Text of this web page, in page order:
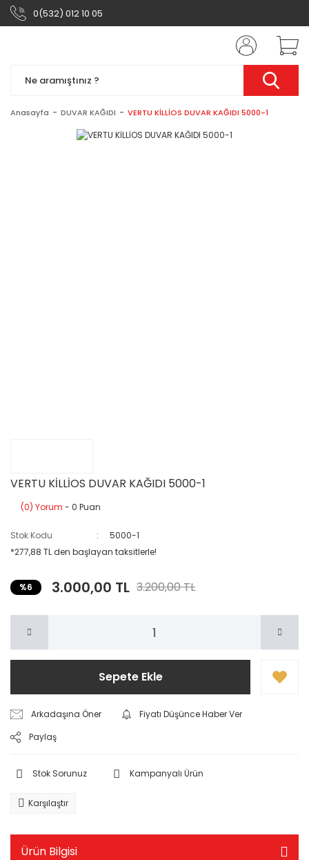
0(532) 012 10 05
Anasayfa DUVAR KAĞIDI VERTU KİLLİOS DUVAR KAĞIDI 5000-1
VERTU KİLLİOS DUVAR KAĞIDI 5000-1
(0) Yorum - 0 Puan
Stok Kodu
5000-1
*277,88 TL den başlayan taksitlerle!
%6 3.000,00 TL 3.200,00 TL
Sepete Ekle
Arkadaşına Öner
Fiyatı Düşünce Haber Ver
Paylaş
Stok Sorunuz Kampanyalı Ürün
Karşılaştır
Ürün Bilgisi